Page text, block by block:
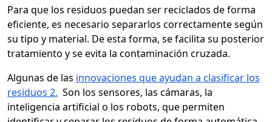
Para que los residuos puedan ser reciclados de forma
eficiente, es necesario separarlos correctamente según
su tipo y material. De esta forma, se facilita su posterior
tratamiento y se evita la contaminación cruzada.
Algunas de las innovaciones que ayudan a clasificar los
residuos 2. Son los sensores, las cámaras, la
inteligencia artificial o los robots, que permiten